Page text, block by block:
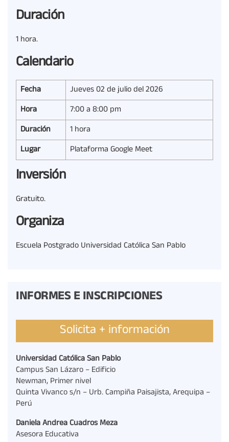
Duración
1 hora.
Calendario
Fecha
Jueves 02 de julio del 2026
Hora
7:00 a 8:00 pm
Duración
1 hora
Lugar
Plataforma Google Meet
Inversión
Gratuito.
Organiza
Escuela Postgrado Universidad Católica San Pablo
INFORMES E INSCRIPCIONES
Solicita + información
Universidad Católica San Pablo
Campus San Lázaro – Edificio
Newman, Primer nivel
Quinta Vivanco s/n – Urb. Campiña Paisajista, Arequipa –
Perú
Daniela Andrea Cuadros Meza
Asesora Educativa